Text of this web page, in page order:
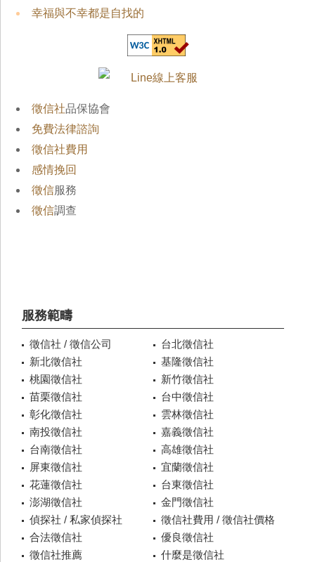
幸福與不幸都是自找的
徵信社品保協會
免費法律諮詢
徵信社費用
感情挽回
徵信服務
徵信調查
服務範疇
徵信社 / 徵信公司
台北徵信社
新北徵信社
基隆徵信社
桃園徵信社
新竹徵信社
苗栗徵信社
台中徵信社
彰化徵信社
雲林徵信社
南投徵信社
嘉義徵信社
台南徵信社
高雄徵信社
屏東徵信社
宜蘭徵信社
花蓮徵信社
台東徵信社
澎湖徵信社
金門徵信社
偵探社 / 私家偵探社
徵信社費用 / 徵信社價格
合法徵信社
優良徵信社
徵信社推薦
什麼是徵信社